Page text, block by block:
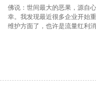
佛说：世间最大的恶果，源自
幸。我发现最近很多企业开始
维护方面了，也许是流量红利